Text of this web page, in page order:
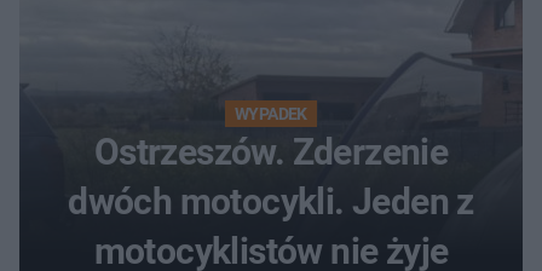
WYPADEK
Ostrzeszów. Zderzenie
dwóch motocykli. Jeden z
motocyklistów nie żyje